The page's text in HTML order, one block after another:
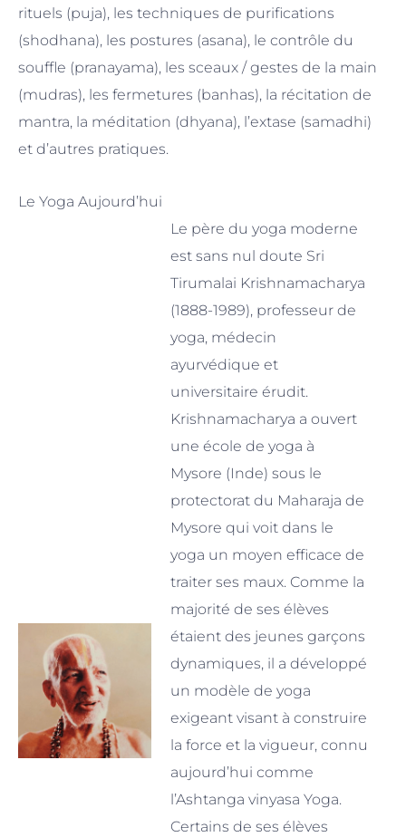
rituels (puja), les techniques de purifications
(shodhana), les postures (asana), le contrôle du
souffle (pranayama), les sceaux / gestes de la main
(mudras), les fermetures (banhas), la récitation de
mantra, la méditation (dhyana), l’extase (samadhi)
et d’autres pratiques.
Le Yoga Aujourd’hui
Le père du yoga moderne
est sans nul doute Sri
Tirumalai Krishnamacharya
(1888-1989), professeur de
yoga, médecin
ayurvédique et
universitaire érudit.
Krishnamacharya a ouvert
une école de yoga à
Mysore (Inde) sous le
protectorat du Maharaja de
Mysore qui voit dans le
yoga un moyen efficace de
traiter ses maux. Comme la
majorité de ses élèves
étaient des jeunes garçons
dynamiques, il a développé
un modèle de yoga
exigeant visant à construire
la force et la vigueur, connu
aujourd’hui comme
l’Ashtanga vinyasa Yoga.
Certains de ses élèves